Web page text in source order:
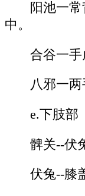
阳池一
中。
合谷一手
八邪一两
e.下肢部
髀关--伏
伏兔--膝